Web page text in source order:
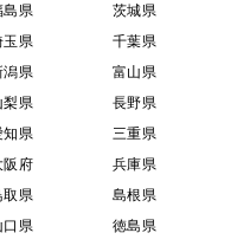
島県
茨城県
玉県
千葉県
潟県
富山県
梨県
長野県
知県
三重県
阪府
兵庫県
取県
島根県
口県
徳島県